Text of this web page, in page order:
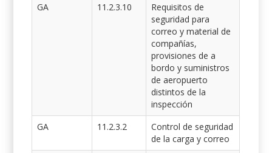
GA
11.2.3.10
Requisitos de
seguridad para
correo y material de
compañías,
provisiones de a
bordo y suministros
de aeropuerto
distintos de la
inspección
GA
11.2.3.2
Control de seguridad
de la carga y correo